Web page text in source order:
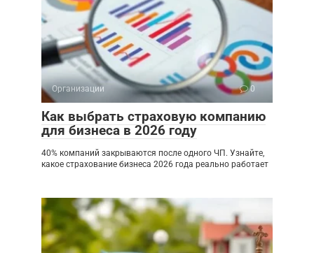
Организации 0
Как выбрать страховую компанию
для бизнеса в 2026 году
40% компаний закрываются после одного ЧП. Узнайте,
какое страхование бизнеса 2026 года реально работает